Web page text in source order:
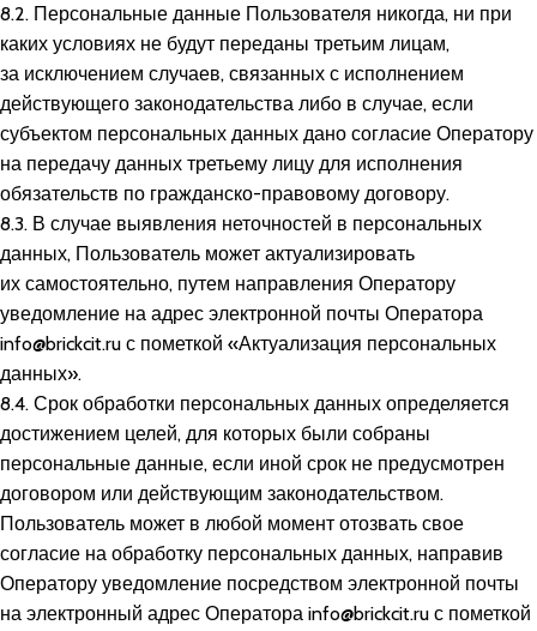
8.2. Персональные данные Пользователя никогда, ни при
каких условиях не будут переданы третьим лицам,
за исключением случаев, связанных с исполнением
действующего законодательства либо в случае, если
субъектом персональных данных дано согласие Оператору
на передачу данных третьему лицу для исполнения
обязательств по гражданско-правовому договору.
8.3. В случае выявления неточностей в персональных
данных, Пользователь может актуализировать
их самостоятельно, путем направления Оператору
уведомление на адрес электронной почты Оператора
info@brickcit.ru с пометкой «Актуализация персональных
данных».
8.4. Срок обработки персональных данных определяется
достижением целей, для которых были собраны
персональные данные, если иной срок не предусмотрен
договором или действующим законодательством.
Пользователь может в любой момент отозвать свое
согласие на обработку персональных данных, направив
Оператору уведомление посредством электронной почты
на электронный адрес Оператора info@brickcit.ru с пометкой